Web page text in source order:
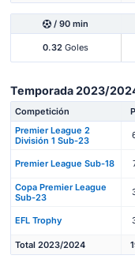
/ 90 min
0.32 Goles
Temporada 2023/
Competición
Premier League 2
División 1 Sub-23
Premier League Sub-18
Copa Premier League
Sub-23
EFL Trophy
Total 2023/2024